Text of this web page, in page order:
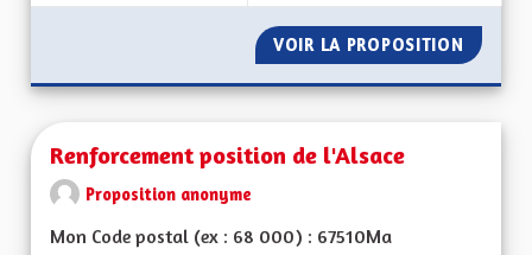
VOIR LA PROPOSITION
Renforcement position de l'Alsace
Proposition anonyme
Mon Code postal (ex : 68 000) : 67510Ma